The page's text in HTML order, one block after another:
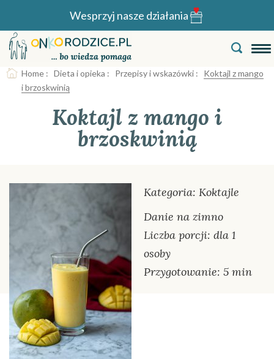
Wesprzyj nasze działania
Kategoria: Koktajle
Danie na zimno
Liczba porcji: dla 1
osoby
Przygotowanie: 5 min
Home : Dieta i opieka : Przepisy i wskazówki : Koktajl z mango
i brzoskwinią
Koktajl z mango i
brzoskwinią